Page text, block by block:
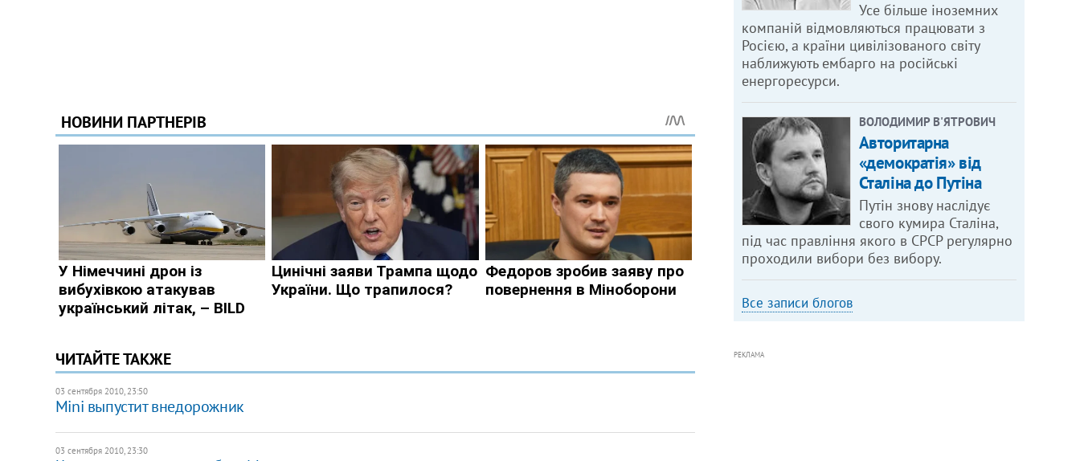
ЧИТАЙТЕ ТАКЖЕ
03 сентября 2010, 23:50
Mini выпустит внедорожник
03 сентября 2010, 23:30
Усе більше іноземних
компаній відмовляються працювати з
Росією, а країни цивілізованого світу
наближують ембарго на російські
енергоресурси.
ВОЛОДИМИР В'ЯТРОВИЧ
Авторитарна
«демократія» від
Сталіна до Путіна
Путін знову наслідує
свого кумира Сталіна,
під час правління якого в СРСР регулярно
проходили вибори без вибору.
Все записи блогов
РЕКЛАМА